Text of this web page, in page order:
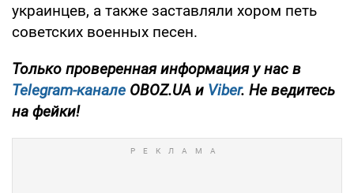
украинцев, а также заставляли хором петь
советских военных песен.
Только проверенная информация у нас в
Telegram-канале OBOZ.UA и Viber. Не ведитесь
на фейки!